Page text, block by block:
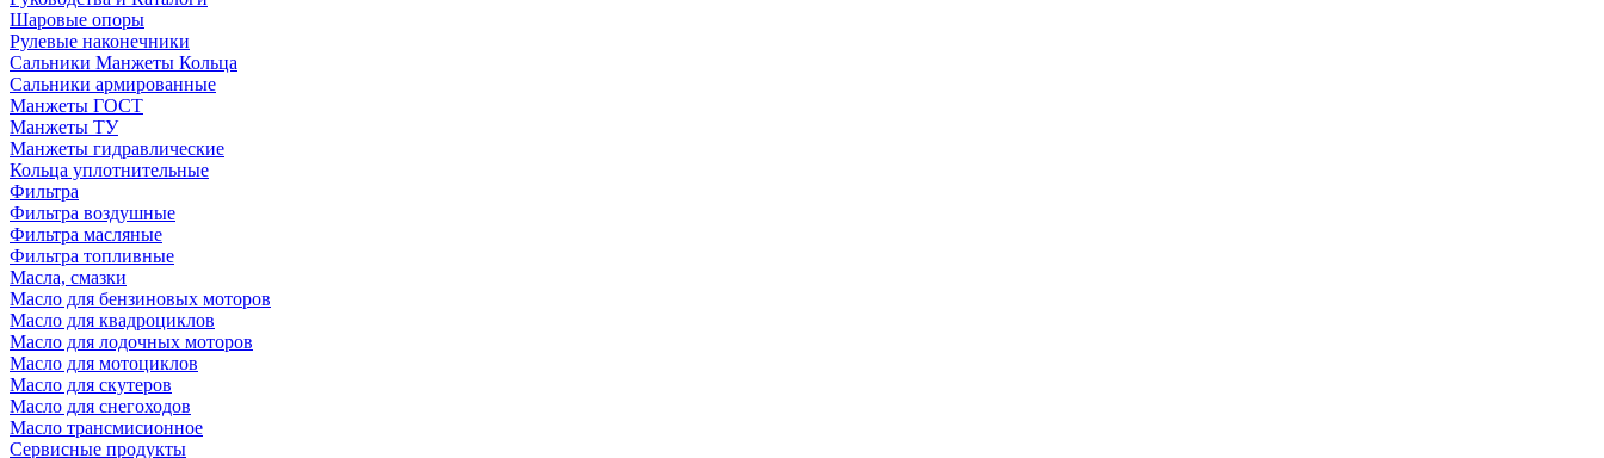
Шаровые опоры
Рулевые наконечники
Сальники Манжеты Кольца
Сальники армированные
Манжеты ГОСТ
Манжеты ТУ
Манжеты гидравлические
Кольца уплотнительные
Фильтра
Фильтра воздушные
Фильтра масляные
Фильтра топливные
Масла, смазки
Масло для бензиновых моторов
Масло для квадроциклов
Масло для лодочных моторов
Масло для мотоциклов
Масло для скутеров
Масло для снегоходов
Масло трансмисионное
Сервисные продукты